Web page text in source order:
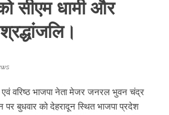
सीएम धामी और
एवं वरिष्ठ भाजपा नेता मेजर जनरल भुवन चंद्र
पर बुधवार को देहरादून स्थित भाजपा प्रदेश